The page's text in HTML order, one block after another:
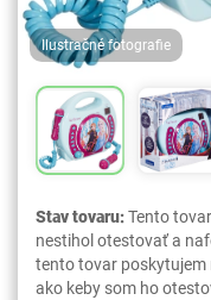
Ilustračné fotografie
Stav tovaru:Tento
nestihol otestovať a
tento tovar poskytujem
ako keby som ho